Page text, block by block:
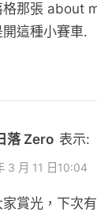
格那張 about
這種小賽車.
落 Zero 表示:
3 月 11 日10:04
家賞光，下次